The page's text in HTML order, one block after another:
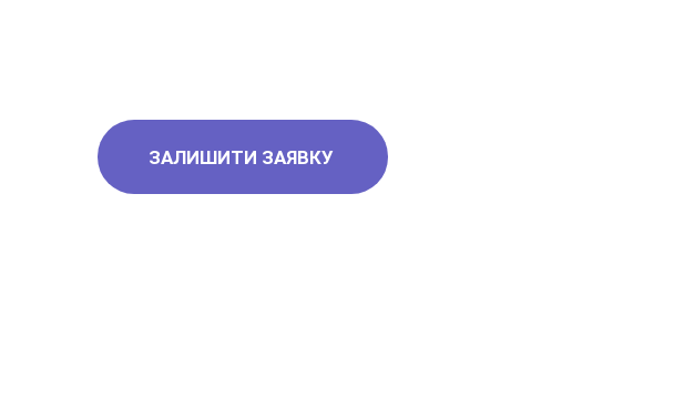
ЗАЛИШИТИ ЗАЯВКУ